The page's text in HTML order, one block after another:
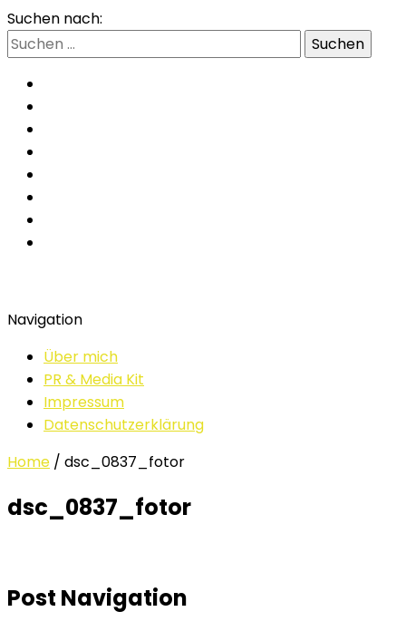
Suchen nach:
Navigation
Über mich
PR & Media Kit
Impressum
Datenschutzerklärung
Home / dsc_0837_fotor
dsc_0837_fotor
Post Navigation